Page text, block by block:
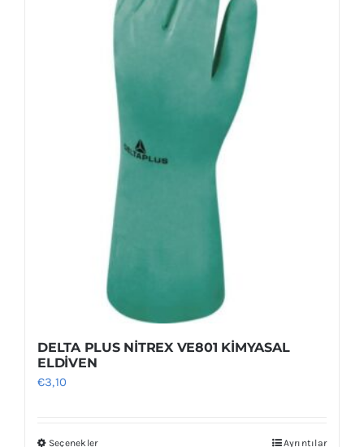
DELTA PLUS NİTREX VE801 KİMYASAL
ELDİVEN
€3,10
Seçenekler Ayrıntılar